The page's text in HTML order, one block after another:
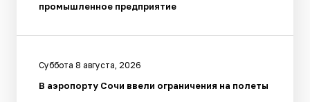
промышленное предприятие
Суббота 8 августа, 2026
В аэропорту Сочи ввели ограничения на полеты